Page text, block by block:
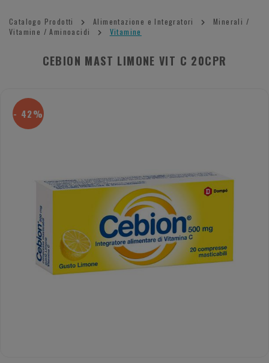
Catalogo Prodotti Alimentazione e Integratori
Minerali /
Vitamine / Aminoacidi
Vitamine
CEBION MAST LIMONE VIT C 20CPR
- 42%